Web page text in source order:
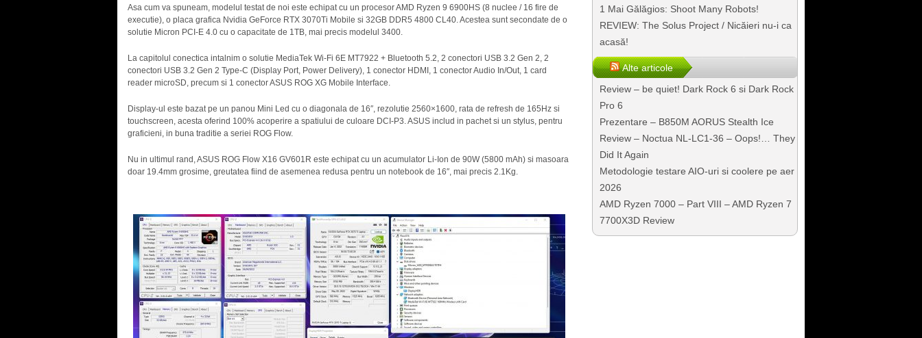
Asa cum va spuneam, modelul testat de noi este echipat cu un procesor AMD Ryzen 9 6900HS (8 nuclee / 16 fire de
executie), o placa grafica Nvidia GeForce RTX 3070Ti Mobile si 32GB DDR5 4800 CL40. Acestea sunt secondate de o
solutie Micron PCI-E 4.0 cu o capacitate de 1TB, mai precis modelul 3400.
La capitolul conectica intalnim o solutie MediaTek Wi-Fi 6E MT7922 + Bluetooth 5.2, 2 conectori USB 3.2 Gen 2, 2
conectori USB 3.2 Gen 2 Type-C (Display Port, Power Delivery), 1 conector HDMI, 1 conector Audio In/Out, 1 card
reader microSD, precum si 1 conector ASUS ROG XG Mobile Interface.
Display-ul este bazat pe un panou Mini Led cu o diagonala de 16″, rezolutie 2560×1600, rata de refresh de 165Hz si
touchscreen, acesta oferind 100% acoperire a spatiului de culoare DCI-P3. ASUS includ in pachet si un stylus, pentru
graficieni, in buna traditie a seriei ROG Flow.
Nu in ultimul rand, ASUS ROG Flow X16 GV601R este echipat cu un acumulator Li-Ion de 90W (5800 mAh) si masoara
doar 19.4mm grosime, greutatea fiind de asemenea redusa pentru un notebook de 16″, mai precis 2.1Kg.
1 Mai Gălăgios: Shoot Many Robots!
REVIEW: The Solus Project / Nicăieri nu-i ca
acasă!
Alte articole
Review – be quiet! Dark Rock 6 si Dark Rock
Pro 6
Prezentare – B850M AORUS Stealth Ice
Review – Noctua NL-LC1-36 – Oops!… They
Did It Again
Metodologie testare AIO-uri si coolere pe aer
2026
AMD Ryzen 7000 – Part VIII – AMD Ryzen 7
7700X3D Review